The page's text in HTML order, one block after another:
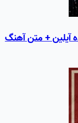
آیلین + متن آهنگ